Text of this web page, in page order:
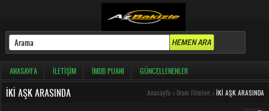
ANASAYFA İLETIŞIM İMDB PUANI GÜNCELLENENLER
İKI AŞK ARASINDA Anasayfa > Dram Filmleri > İKI AŞK ARASINDA